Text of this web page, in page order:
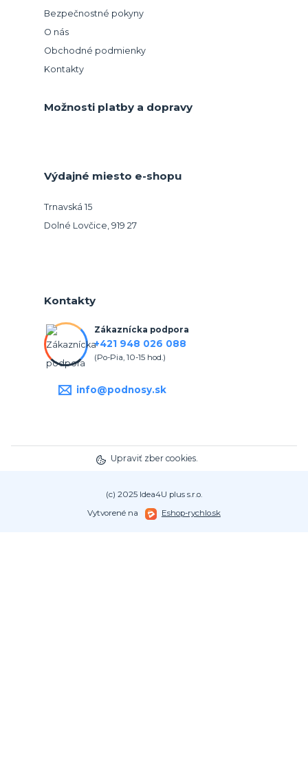
Bezpečnostné pokyny
O nás
Obchodné podmienky
Kontakty
Možnosti platby a dopravy
Výdajné miesto e-shopu
Trnavská 15
Dolné Lovčice, 919 27
Kontakty
Zákaznícka podpora
+421 948 026 088
(Po-Pia, 10-15 hod.)
info@podnosy.sk
Upraviť zber cookies.
(c) 2025 Idea4U plus s.r.o.
Vytvorené na
Eshop-rychlo.sk